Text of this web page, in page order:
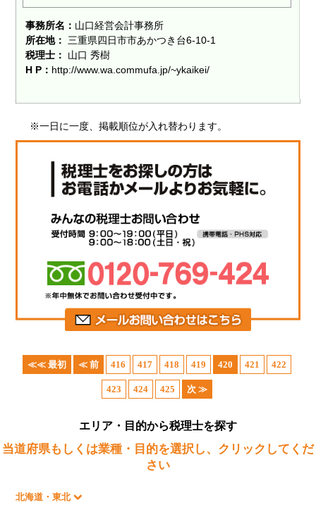
事務所名： 山口経営会計事務所
所在地：
三重県四日市市あかつき台6-10-1
税理士：
山口 秀樹
H P： http://www.wa.commufa.jp/~ykaikei/
※一日に一度、掲載順位が入れ替わります。
≪≪ 最初 ≪ 前 416 417 418 419 420 421 422
423 424 425 次 ≫
エリア・目的から税理士を探す
当道府県もしくは業種・目的を選択し、クリックしてくだ
さい
北海道・東北